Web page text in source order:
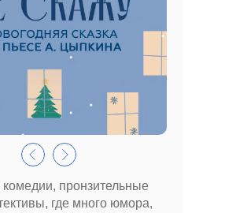
пронзительные
где много юмора,